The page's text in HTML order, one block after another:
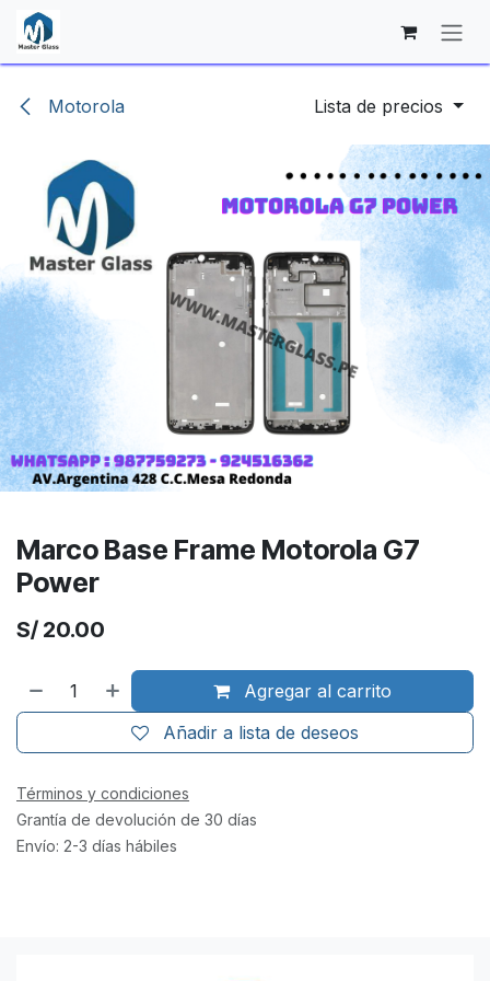
Ir al contenido
Motorola Lista de precios
Marco Base Frame Motorola G7
Power
S/ 20.00
Agregar al carrito
Añadir a lista de deseos
Términos y condiciones
Grantía de devolución de 30 días
Envío: 2-3 días hábiles